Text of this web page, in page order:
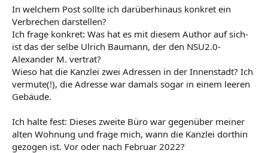
In welchem Post sollte ich darüberhinaus konkret ein
Verbrechen darstellen?
Ich frage konkret: Was hat es mit diesem Author auf sich-
ist das der selbe Ulrich Baumann, der den NSU2.0-
Alexander M. vertrat?
Wieso hat die Kanzlei zwei Adressen in der Innenstadt? Ich
vermute(!), die Adresse war damals sogar in einem leeren
Gebäude.
Ich halte fest: Dieses zweite Büro war gegenüber meiner
alten Wohnung und frage mich, wann die Kanzlei dorthin
gezogen ist. Vor oder nach Februar 2022?